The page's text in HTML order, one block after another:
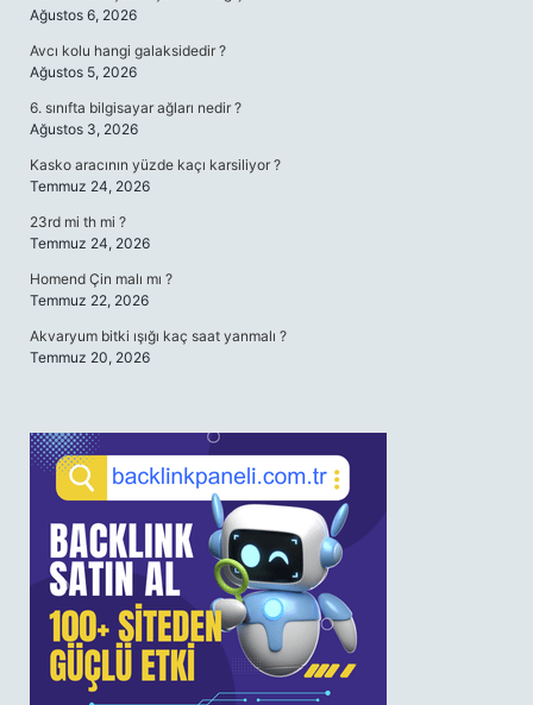
Ağustos 6, 2026
Avcı kolu hangi galaksidedir ?
Ağustos 5, 2026
6. sınıfta bilgisayar ağları nedir ?
Ağustos 3, 2026
Kasko aracının yüzde kaçı karsiliyor ?
Temmuz 24, 2026
23rd mi th mi ?
Temmuz 24, 2026
Homend Çin malı mı ?
Temmuz 22, 2026
Akvaryum bitki ışığı kaç saat yanmalı ?
Temmuz 20, 2026